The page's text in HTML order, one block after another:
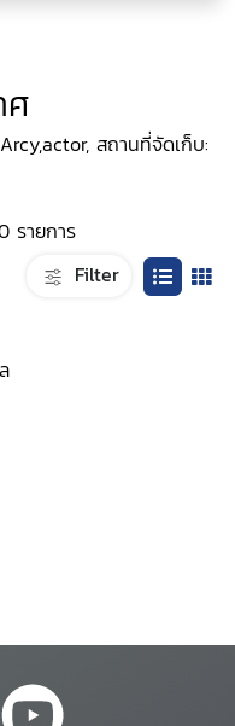
ศ
สถานที่จัดเก็บ:
รายการ
Filter